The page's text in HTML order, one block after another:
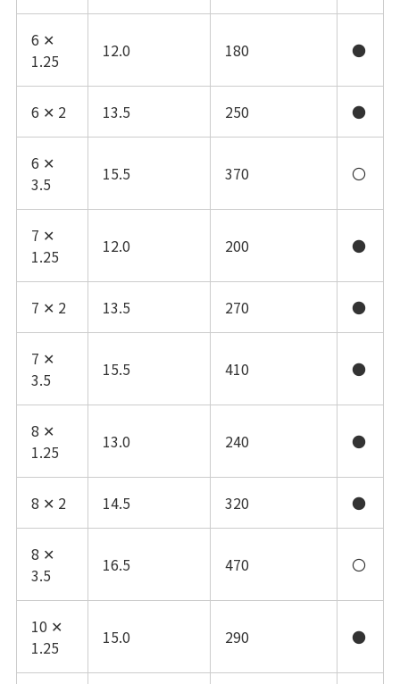
6 ✕
1.25
12.0 180 ●
6 ✕ 2 13.5 250 ●
6 ✕
3.5
15.5 370 〇
7 ✕
1.25
12.0 200 ●
7 ✕ 2 13.5 270 ●
7 ✕
3.5
15.5 410 ●
8 ✕
1.25
13.0 240 ●
8 ✕ 2 14.5 320 ●
8 ✕
3.5
16.5 470 〇
10 ✕
1.25
15.0 290 ●